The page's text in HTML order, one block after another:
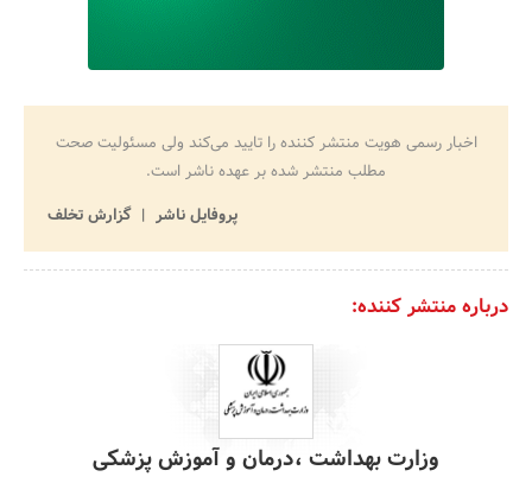
اخبار رسمی هویت منتشر کننده را تایید می‌کند ولی مسئولیت صحت
مطلب منتشر شده بر عهده ناشر است.
پروفایل ناشر
گزارش تخلف
درباره منتشر کننده:
وزارت بهداشت ،درمان و آموزش پزشکی